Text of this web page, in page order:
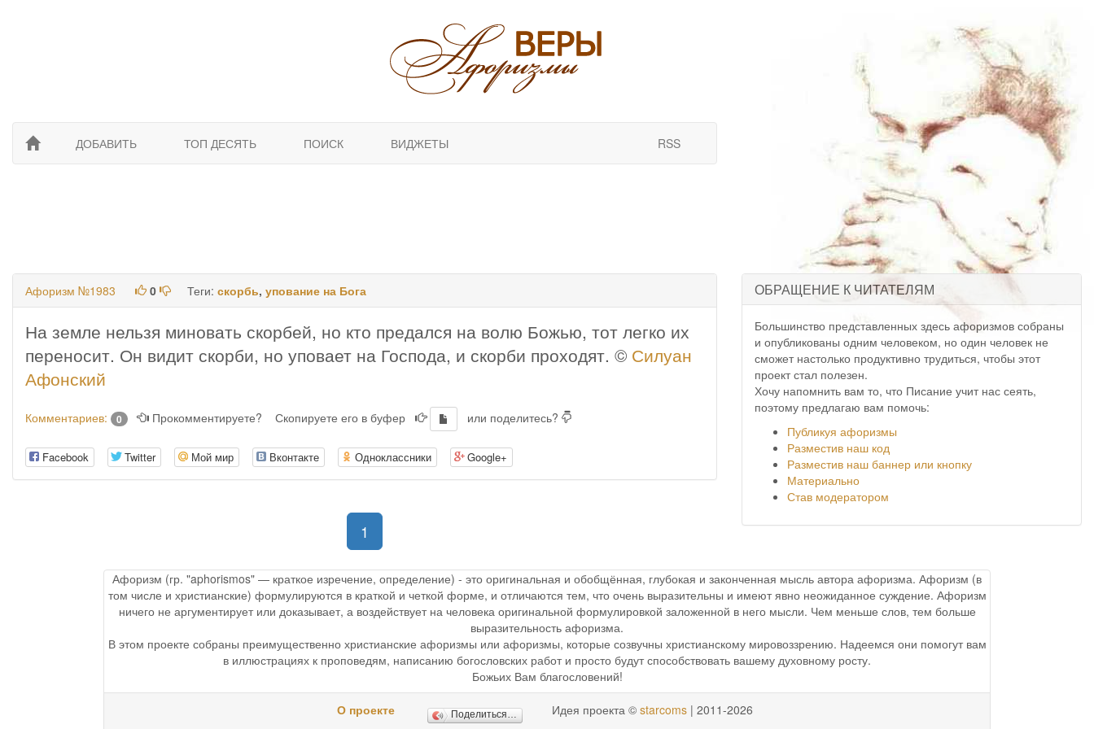
ДОБАВИТЬ ТОП ДЕСЯТЬ ПОИСК ВИДЖЕТЫ RSS
Афоризм №1983 0 Теги: скорбь, упование на Бога
На земле нельзя миновать скорбей, но кто предался на волю Божью, тот легко их
переносит. Он видит скорби, но уповает на Господа, и скорби проходят. © Силуан
Афонский
Комментариев: 0 Прокомментируете? Скопируете его в буфер или поделитесь?
Facebook Twitter Мой мир Вконтакте Одноклассники Google+
1
ОБРАЩЕНИЕ К ЧИТАТЕЛЯМ
Большинство представленных здесь афоризмов собраны
и опубликованы одним человеком, но один человек не
сможет настолько продуктивно трудиться, чтобы этот
проект стал полезен.
Хочу напомнить вам то, что Писание учит нас сеять,
поэтому предлагаю вам помочь:
Публикуя афоризмы
Разместив наш код
Разместив наш баннер или кнопку
Материально
Став модератором
Афоризм (гр. "aphorismos" — краткое изречение, определение) - это оригинальная и обобщённая, глубокая и законченная мысль автора афоризма. Афоризм (в
том числе и христианские) формулируются в краткой и четкой форме, и отличаются тем, что очень выразительны и имеют явно неожиданное суждение. Афоризм
ничего не аргументирует или доказывает, а воздействует на человека оригинальной формулировкой заложенной в него мысли. Чем меньше слов, тем больше
выразительность афоризма.
В этом проекте собраны преимущественно христианские афоризмы или афоризмы, которые созвучны христианскому мировоззрению. Надеемся они помогут вам
в иллюстрациях к проповедям, написанию богословских работ и просто будут способствовать вашему духовному росту.
Божьих Вам благословений!
О проекте Поделиться… Идея проекта © starcoms | 2011-2026